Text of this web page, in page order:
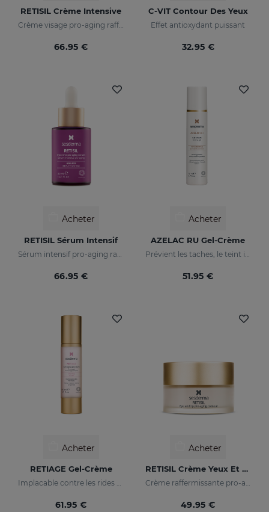
RETISIL Crème Intensive
Crème visage pro-aging raffermissante et anti-rides
66.95 €
C-VIT Contour Des Yeux
Effet antioxydant puissant
32.95 €
Acheter
RETISIL Sérum Intensif
66.95 €
Acheter
AZELAC RU Gel-Crème
51.95 €
Acheter
RETIAGE Gel-Crème
Implacable contre les rides et doux avec votre peau
61.95 €
Acheter
RETISIL Crème Yeux Et Lèvres
Crème raffermissante pro-aging pour le contour des yeux et des lèvres
49.95 €